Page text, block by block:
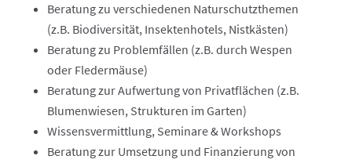
Beratung zu verschiedenen Naturschutzthemen
(z.B. Biodiversität, Insektenhotels, Nistkästen)
Beratung zu Problemfällen (z.B. durch Wespen
oder Fledermäuse)
Beratung zur Aufwertung von Privatflächen (z.B.
Blumenwiesen, Strukturen im Garten)
Wissensvermittlung, Seminare & Workshops
Beratung zur Umsetzung und Finanzierung von